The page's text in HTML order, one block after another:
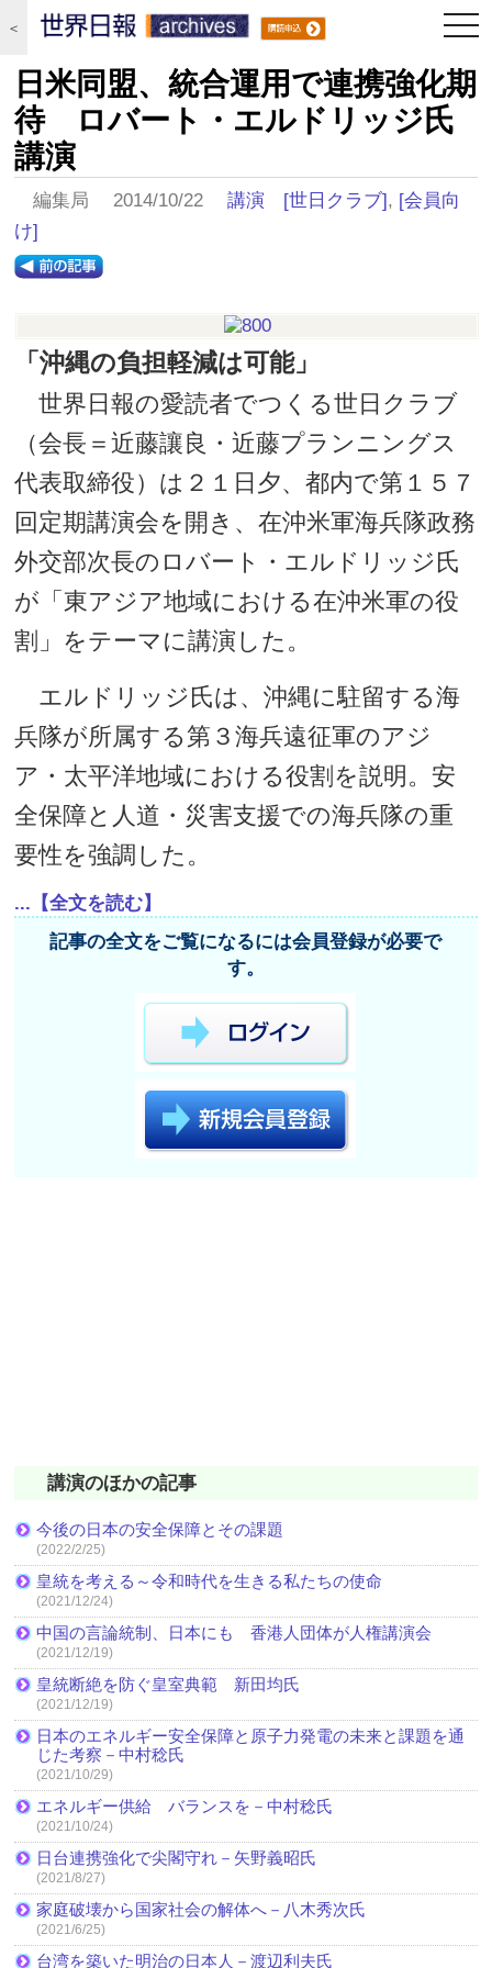
＜
日米同盟、統合運用で連携強化期
待 ロバート・エルドリッジ氏
講演
編集局 2014/10/22講演 [世日クラブ], [会員向
け]
「沖縄の負担軽減は可能」
世界日報の愛読者でつくる世日クラブ
（会長＝近藤讓良・近藤プランニングス
代表取締役）は２１日夕、都内で第１５７
回定期講演会を開き、在沖米軍海兵隊政務
外交部次長のロバート・エルドリッジ氏
が「東アジア地域における在沖米軍の役
割」をテーマに講演した。
エルドリッジ氏は、沖縄に駐留する海
兵隊が所属する第３海兵遠征軍のアジ
ア・太平洋地域における役割を説明。安
全保障と人道・災害支援での海兵隊の重
要性を強調した。
...【全文を読む】
記事の全文をご覧になるには会員登録が必要で
す。
講演のほかの記事
今後の日本の安全保障とその課題
(2022/2/25)
皇統を考える～令和時代を生きる私たちの使命
(2021/12/24)
中国の言論統制、日本にも 香港人団体が人権講演会
(2021/12/19)
皇統断絶を防ぐ皇室典範 新田均氏
(2021/12/19)
日本のエネルギー安全保障と原子力発電の未来と課題を通
じた考察－中村稔氏
(2021/10/29)
エネルギー供給 バランスを－中村稔氏
(2021/10/24)
日台連携強化で尖閣守れ－矢野義昭氏
(2021/8/27)
家庭破壊から国家社会の解体へ－八木秀次氏
(2021/6/25)
台湾を築いた明治の日本人－渡辺利夫氏